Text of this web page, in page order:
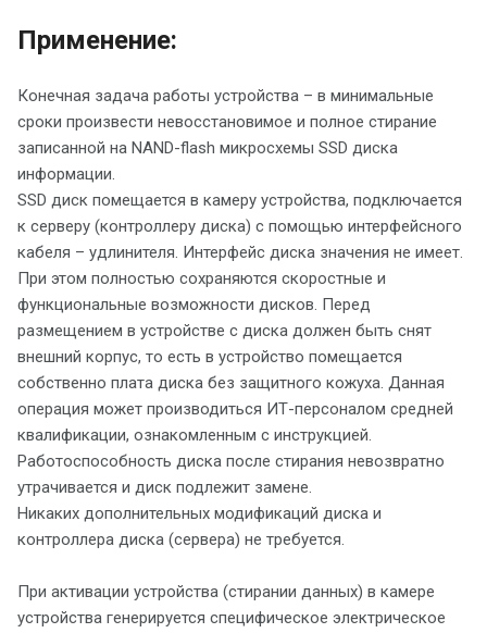
Применение:
Конечная задача работы устройства – в минимальные
сроки произвести невосстановимое и полное стирание
записанной на NAND-flash микросхемы SSD диска
информации.
SSD диск помещается в камеру устройства, подключается
к серверу (контроллеру диска) с помощью интерфейсного
кабеля – удлинителя. Интерфейс диска значения не имеет.
При этом полностью сохраняются скоростные и
функциональные возможности дисков. Перед
размещением в устройстве с диска должен быть снят
внешний корпус, то есть в устройство помещается
собственно плата диска без защитного кожуха. Данная
операция может производиться ИТ-персоналом средней
квалификации, ознакомленным с инструкцией.
Работоспособность диска после стирания невозвратно
утрачивается и диск подлежит замене.
Никаких дополнительных модификаций диска и
контроллера диска (сервера) не требуется.
При активации устройства (стирании данных) в камере
устройства генерируется специфическое электрическое